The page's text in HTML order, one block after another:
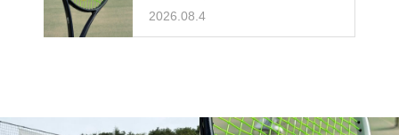
ニスとか。
2026.08.4